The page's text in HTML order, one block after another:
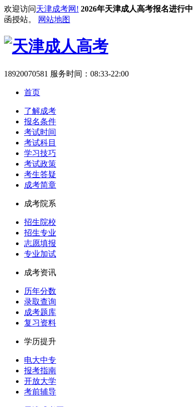
欢迎访问天津成考网! 2026年天津成人高考报名进行中
函授站。
网站地图
18920070581 服务时间：08:33-22:00
首页
了解成考
报名条件
考试时间
考试科目
学习技巧
考试政策
考生答疑
成考简章
成考院系
招生院校
招生专业
志愿填报
专业加试
成考资讯
历年分数
录取查询
成考题库
复习资料
学历提升
电大中专
报考指南
开放大学
考前辅导